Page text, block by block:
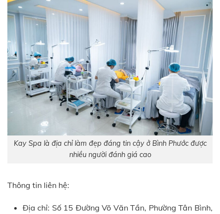
Kay Spa là địa chỉ làm đẹp đáng tin cậy ở Bình Phước được
nhiều người đánh giá cao
Thông tin liên hệ:
Địa chỉ: Số 15 Đường Võ Văn Tần, Phường Tân Bình,